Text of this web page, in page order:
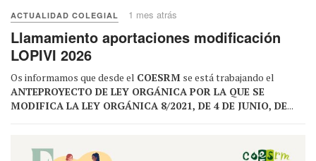
ACTUALIDAD COLEGIAL 1 mes atrás
Llamamiento aportaciones modificación
LOPIVI 2026
Os informamos que desde el COESRM se está trabajando el
ANTEPROYECTO DE LEY ORGÁNICA POR LA QUE SE
MODIFICA LA LEY ORGÁNICA 8/2021, DE 4 DE JUNIO, DE...